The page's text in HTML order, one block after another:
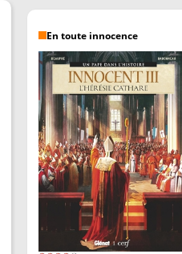
En toute innocence